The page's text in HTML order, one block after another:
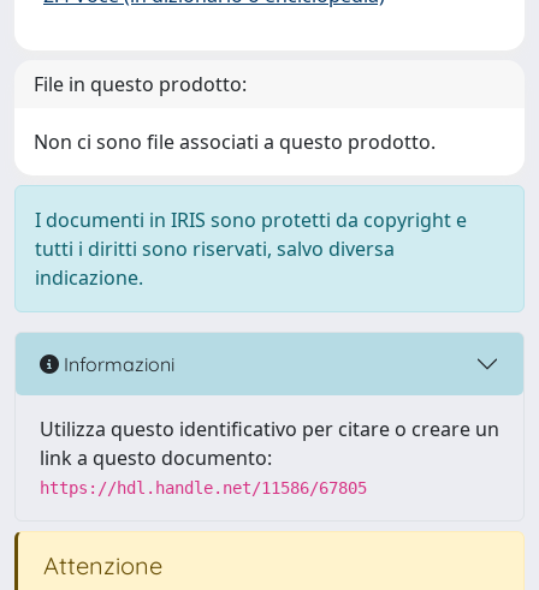
File in questo prodotto:
Non ci sono file associati a questo prodotto.
I documenti in IRIS sono protetti da copyright e
tutti i diritti sono riservati, salvo diversa
indicazione.
Informazioni
Utilizza questo identificativo per citare o creare un
link a questo documento:
https://hdl.handle.net/11586/67805
Attenzione